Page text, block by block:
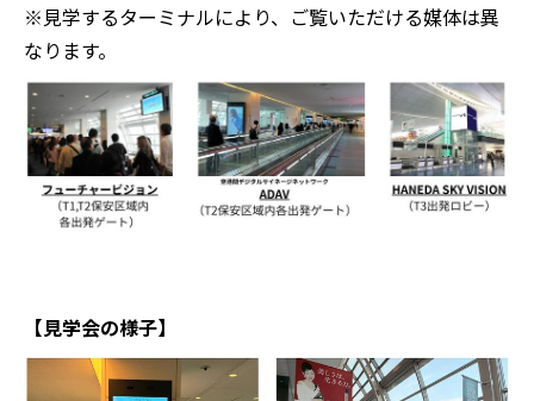
※見学するターミナルにより、ご覧いただける媒体は異
なります。
【見学会の様子】